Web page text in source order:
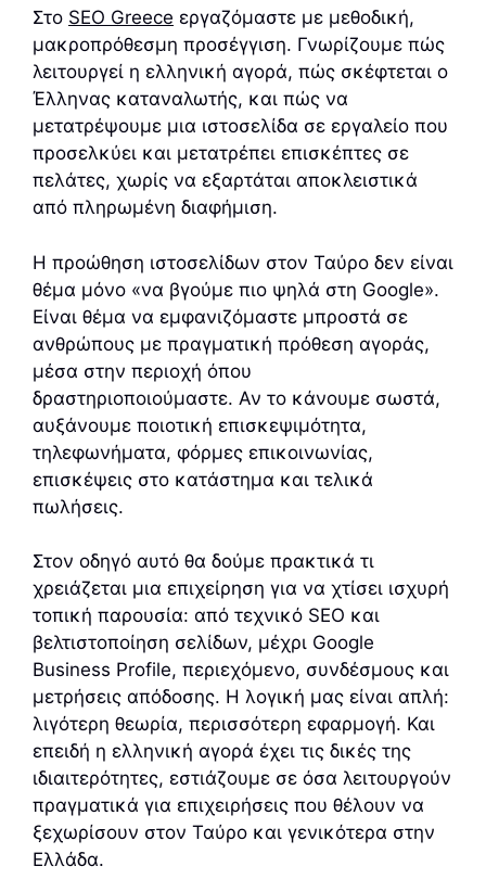
Στο SEO Greece εργαζόμαστε με μεθοδική,
μακροπρόθεσμη προσέγγιση. Γνωρίζουμε πώς
λειτουργεί η ελληνική αγορά, πώς σκέφτεται ο
Έλληνας καταναλωτής, και πώς να
μετατρέψουμε μια ιστοσελίδα σε εργαλείο που
προσελκύει και μετατρέπει επισκέπτες σε
πελάτες, χωρίς να εξαρτάται αποκλειστικά
από πληρωμένη διαφήμιση.
Η προώθηση ιστοσελίδων στον Ταύρο δεν είναι
θέμα μόνο «να βγούμε πιο ψηλά στη Google».
Είναι θέμα να εμφανιζόμαστε μπροστά σε
ανθρώπους με πραγματική πρόθεση αγοράς,
μέσα στην περιοχή όπου
δραστηριοποιούμαστε. Αν το κάνουμε σωστά,
αυξάνουμε ποιοτική επισκεψιμότητα,
τηλεφωνήματα, φόρμες επικοινωνίας,
επισκέψεις στο κατάστημα και τελικά
πωλήσεις.
Στον οδηγό αυτό θα δούμε πρακτικά τι
χρειάζεται μια επιχείρηση για να χτίσει ισχυρή
τοπική παρουσία: από τεχνικό SEO και
βελτιστοποίηση σελίδων, μέχρι Google
Business Profile, περιεχόμενο, συνδέσμους και
μετρήσεις απόδοσης. Η λογική μας είναι απλή:
λιγότερη θεωρία, περισσότερη εφαρμογή. Και
επειδή η ελληνική αγορά έχει τις δικές της
ιδιαιτερότητες, εστιάζουμε σε όσα λειτουργούν
πραγματικά για επιχειρήσεις που θέλουν να
ξεχωρίσουν στον Ταύρο και γενικότερα στην
Ελλάδα.